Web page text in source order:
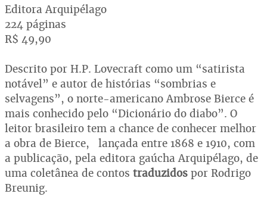
Editora Arquipélago
224 páginas
R$ 49,90
Descrito por H.P. Lovecraft como um “satirista
notável” e autor de histórias “sombrias e
selvagens”, o norte-americano Ambrose Bierce é
mais conhecido pelo “Dicionário do diabo”. O
leitor brasileiro tem a chance de conhecer melhor
a obra de Bierce, lançada entre 1868 e 1910, com
a publicação, pela editora gaúcha Arquipélago, de
uma coletânea de contos traduzidos por Rodrigo
Breunig.